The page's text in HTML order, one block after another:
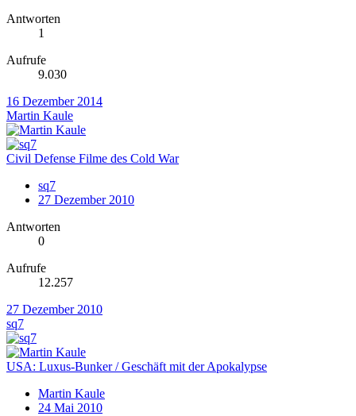
Antworten
1
Aufrufe
9.030
16 Dezember 2014
Martin Kaule
Civil Defense Filme des Cold War
sq7
27 Dezember 2010
Antworten
0
Aufrufe
12.257
27 Dezember 2010
sq7
USA: Luxus-Bunker / Geschäft mit der Apokalypse
Martin Kaule
24 Mai 2010